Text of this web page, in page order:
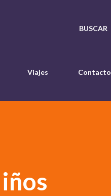
BUSCAR
Viajes Contacto